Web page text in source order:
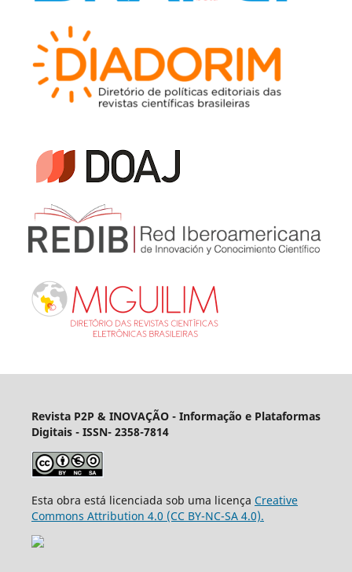
Revista P2P & INOVAÇÃO - Informação e Plataformas
Digitais - ISSN- 2358-7814
Esta obra está licenciada sob uma licença Creative
Commons Attribution 4.0 (CC BY-NC-SA 4.0).